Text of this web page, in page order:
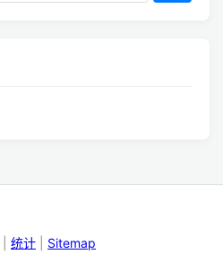
统计 Sitemap